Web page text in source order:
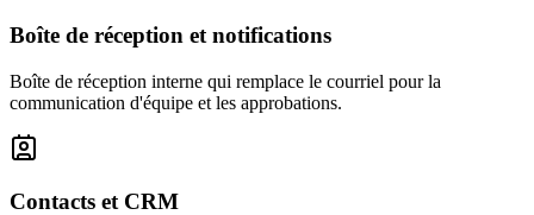
Boîte de réception et notifications
Boîte de réception interne qui remplace le courriel pour la
communication d'équipe et les approbations.
Contacts et CRM